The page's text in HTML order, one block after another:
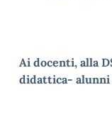
Ai docenti, alla
didattica- alunni